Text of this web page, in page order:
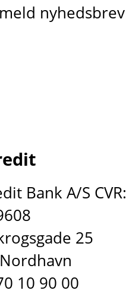
nyhedsbrev
Bank A/S CVR:
25
10 90 00